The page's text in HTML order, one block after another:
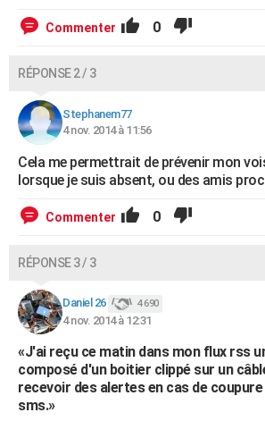
Commenter 0
RÉPONSE 2 / 3
Stephanem77
4 nov. 2014 à 11:56
Cela me permettrait de prévenir mon
lorsque je suis absent, ou des amis
Commenter 0
RÉPONSE 3 / 3
Daniel 26 4 690
4 nov. 2014 à 12:31
«J'ai reçu ce matin dans mon flux rss
composé d'un boitier clippé sur un
recevoir des alertes en cas de
sms.»